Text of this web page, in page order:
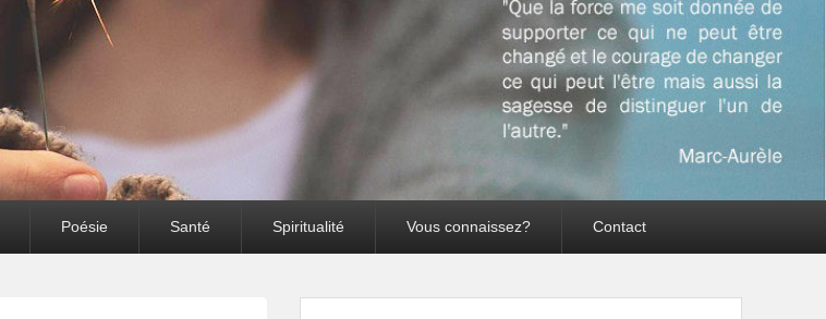
Poésie Santé Spiritualité Vous connaissez? Contact